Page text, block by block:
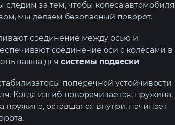
за тем, чтобы колеса автомобиля
мы делаем безопасный поворот.
соединение между осью и
соединение оси с колесами в
важна для системы подвески.
поперечной устойчивости
Когда изгиб поворачивается, пружина,
пружина, оставшаяся внутри, начинает